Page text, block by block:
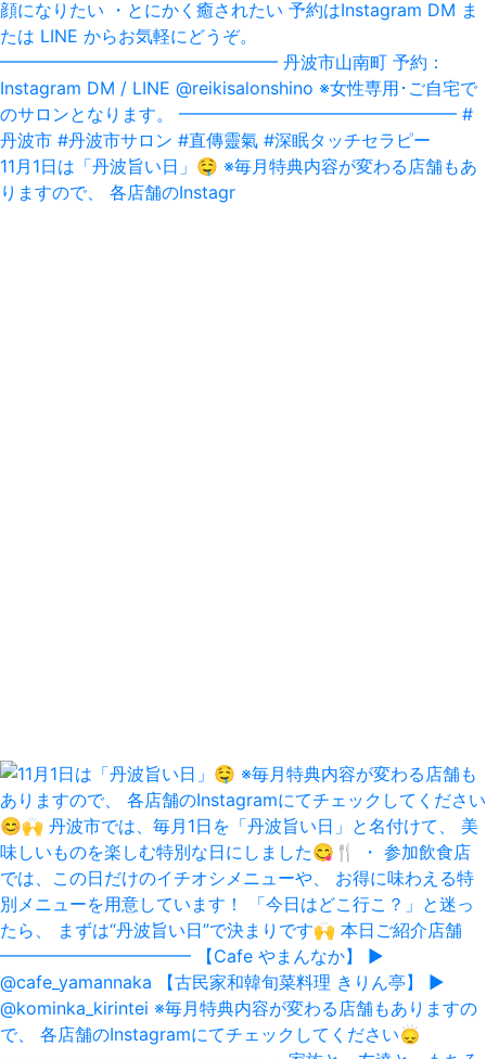
11月1日は「丹波旨い日」‪🤤‬ ※毎月特典内容が変わる店舗もあ
りますので、 各店舗のInstagr